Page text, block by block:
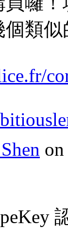
類